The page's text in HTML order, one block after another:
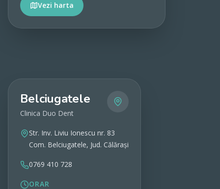
Vezi harta
Vezi detalii
Belciugatele
Clinica Duo Dent
Str. Inv. Liviu Ionescu nr. 83
Com. Belciugatele, Jud. Călărași
0769 410 728
ORAR